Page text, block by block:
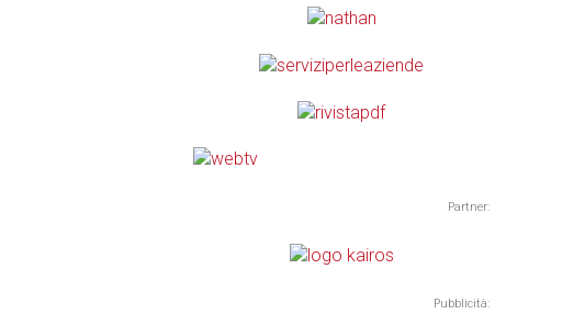
Partner:
Pubblicità: